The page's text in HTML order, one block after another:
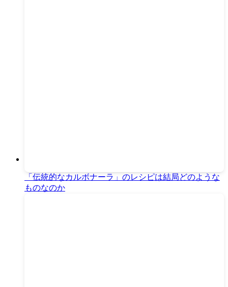
「伝統的なカルボナーラ」のレシピは結局どのような
ものなのか